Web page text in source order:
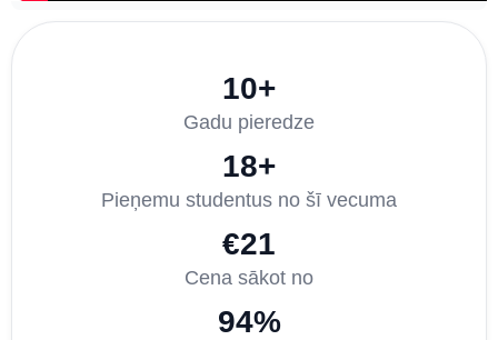
10+
Gadu pieredze
18+
Pieņemu studentus no šī vecuma
€21
Cena sākot no
94%